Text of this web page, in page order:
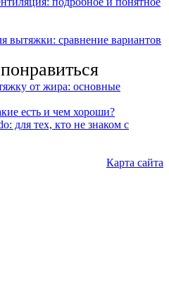
вытяжки: сравнение вариантов
от жира: основные
есть и чем хороши?
для тех, кто не знаком с
Карта сайта